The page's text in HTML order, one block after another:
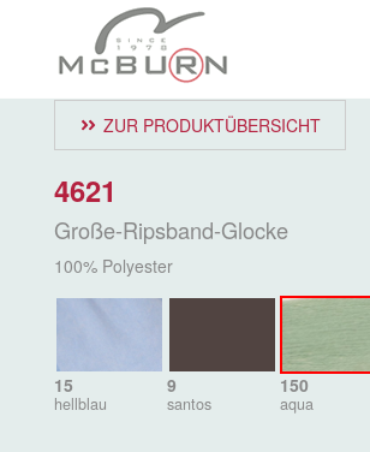
ZUR PRODUKTÜBERSICHT
4621
Große-Ripsband-Glocke
100% Polyester
15
hellblau
9
santos
150
aqua